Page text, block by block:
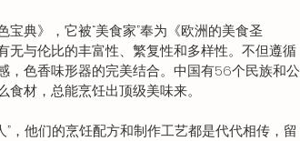
典》，它被“美食家”奉为《欧洲的美食圣
与伦比的丰富性、繁复性和多样性。不但遵循
，色香味形器的完美结合。中国有56个民族和公
材，总能烹饪出顶级美味来。
，他们的烹饪配方和制作工艺都是代代相传，留